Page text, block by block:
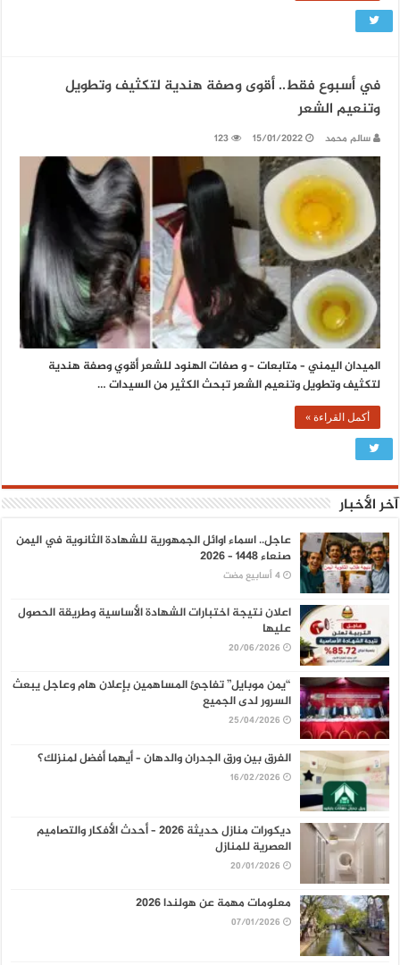
في أسبوع فقط.. أقوى وصفة هندية لتكثيف وتطويل
وتنعيم الشعر
سالم محمد 15/01/2022
123
الميدان اليمني – متابعات – و صفات الهنود للشعر أقوي وصفة هندية
لتكثيف وتطويل وتنعيم الشعر تبحث الكثير من السيدات …
أكمل القراءة »
آخر الأخبار
عاجل.. اسماء اوائل الجمهورية للشهادة الثانوية في اليمن
صنعاء 1448 – 2026
اعلان نتيجة اختبارات الشهادة الأساسية وطريقة الحصول
عليها
20/06/2026
“يمن موبايل” تفاجئ المساهمين بإعلان هام وعاجل يبعث
السرور لدى الجميع
25/04/2026
الفرق بين ورق الجدران والدهان – أيهما أفضل لمنزلك؟
16/02/2026
ديكورات منازل حديثة 2026 – أحدث الأفكار والتصاميم
العصرية للمنازل
20/01/2026
معلومات مهمة عن هولندا 2026
07/01/2026